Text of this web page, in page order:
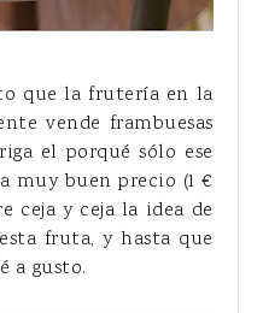
que la frutería en la
vende frambuesas
el porqué sólo ese
muy buen precio (1 €
ceja y ceja la idea de
fruta, y hasta que
a gusto.